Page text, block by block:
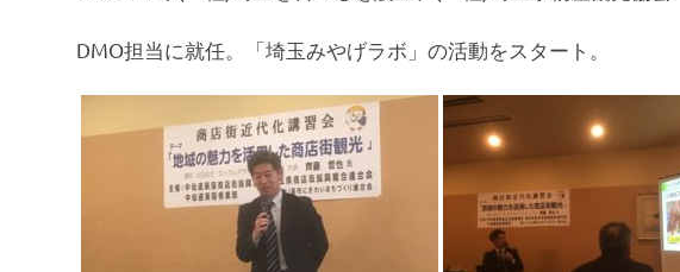
DMO担当に就任。「埼玉みやげラボ」の活動をスタート。